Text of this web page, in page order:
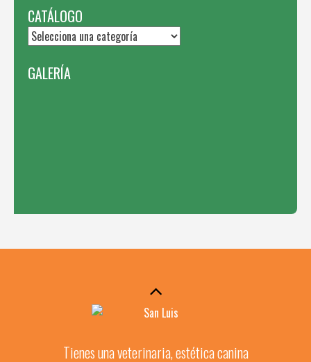
CATÁLOGO
GALERÍA
Tienes una veterinaria, estética canina